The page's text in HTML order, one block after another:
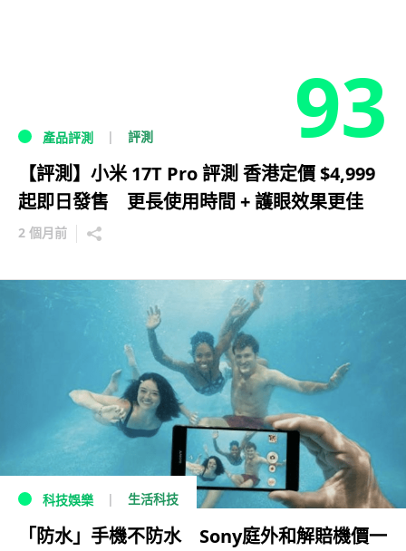
93
產品評測 評測
【評測】小米 17T Pro 評測 香港定價 $4,999
起即日發售 更長使用時間 + 護眼效果更佳
2 個月前
科技娛樂 生活科技
「防水」手機不防水 Sony庭外和解賠機價一